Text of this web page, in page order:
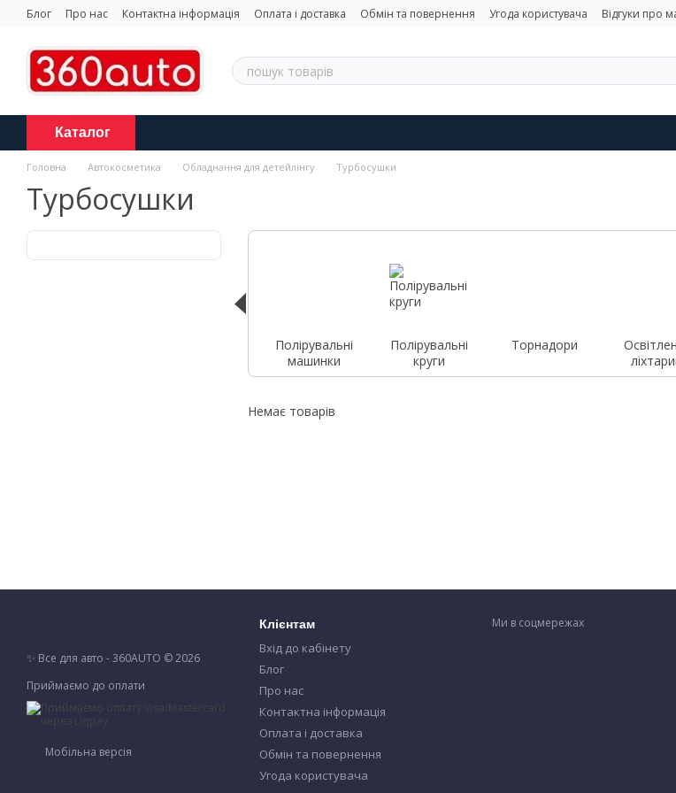
Перейти до основного контенту
Блог Про нас Контактна інформація Оплата і доставка Обмін та повернення Угода користувача Відгуки про
Каталог
Головна Автокосметика Обладнання для детейлінгу Турбосушки
Турбосушки
Полірувальні
машинки
Полірувальні
круги
Торнадори
Немає товарів
✨ Все для авто - 360AUTO © 2026
Приймаємо до оплати
Мобільна версія
Клієнтам
Вхід до кабінету
Блог
Про нас
Контактна інформація
Оплата і доставка
Обмін та повернення
Угода користувача
Ми в соцмережах